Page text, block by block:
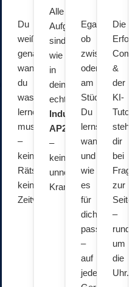
Prüfung
Du
weißt
genau,
wann
du
was
lernen
musst
–
kein
Rätselraten,
keine
Zeitverschwendung.
Alle
Aufgaben
sind
wie
in
deiner
echten
Industriekaufleute
AP2 Theorie
–
kein
unnötiger
Kram.
Egal
ob
oder
am
Stück:
Du
lernst,
wann
und
wie
es
für
dich
passt
–
auf
jedem
Die
&
der
KI-
Tutor
dir
bei
zur
Seite
–
rund
um
die
Uhr.